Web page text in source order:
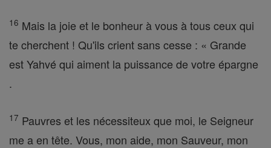
16 Mais la joie et le bonheur à vous à tous ceux qui
te cherchent ! Qu'ils crient sans cesse : « Grande
est Yahvé qui aiment la puissance de votre épargne
.
17 Pauvres et les nécessiteux que moi, le Seigneur
me a en tête. Vous, mon aide, mon Sauveur, mon